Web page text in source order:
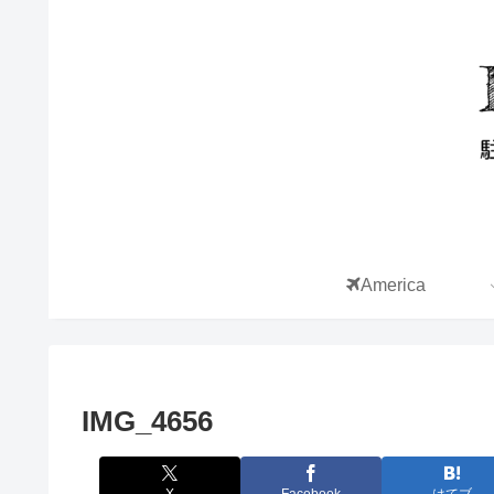
America
IMG_4656